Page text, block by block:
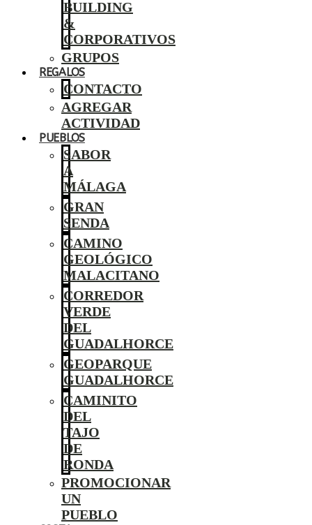
BUILDING
&
CORPORATIVOS
GRUPOS
REGALOS
CONTACTO
AGREGAR
ACTIVIDAD
PUEBLOS
SABOR
A
MÁLAGA
GRAN
SENDA
CAMINO
GEOLÓGICO
MALACITANO
CORREDOR
VERDE
DEL
GUADALHORCE
GEOPARQUE
GUADALHORCE
CAMINITO
DEL
TAJO
DE
RONDA
PROMOCIONAR
UN
PUEBLO